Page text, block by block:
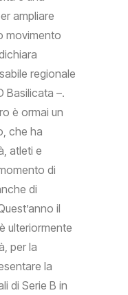
ampliare
movimento
regionale
Basilicata –.
è ormai un
che ha
atleti e
di
di
il
ulteriormente
per la
la
di Serie B in